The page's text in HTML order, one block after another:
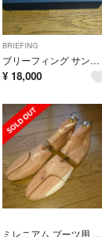
BRIEFING
ブリーフィング サングラス
¥ 18,000
ミレニアム ブーツ用 シューキーパー